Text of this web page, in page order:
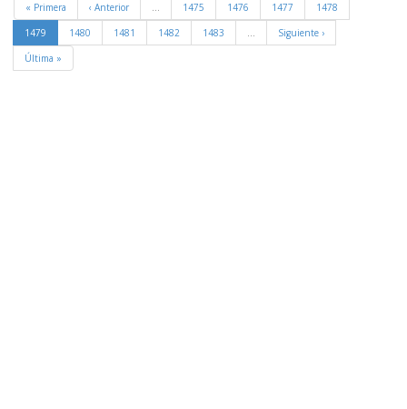
« Primera ‹ Anterior … 1475 1476 1477
1478
1479
1480 1481 1482 1483 …
Siguiente ›
Última »